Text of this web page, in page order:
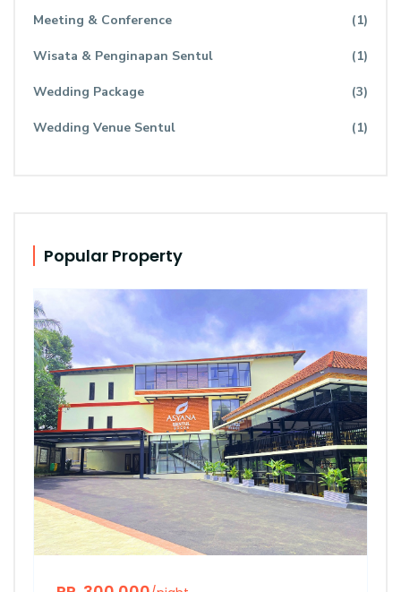
Meeting & Conference (1)
Wisata & Penginapan Sentul (1)
Wedding Package (3)
Wedding Venue Sentul (1)
Popular Property